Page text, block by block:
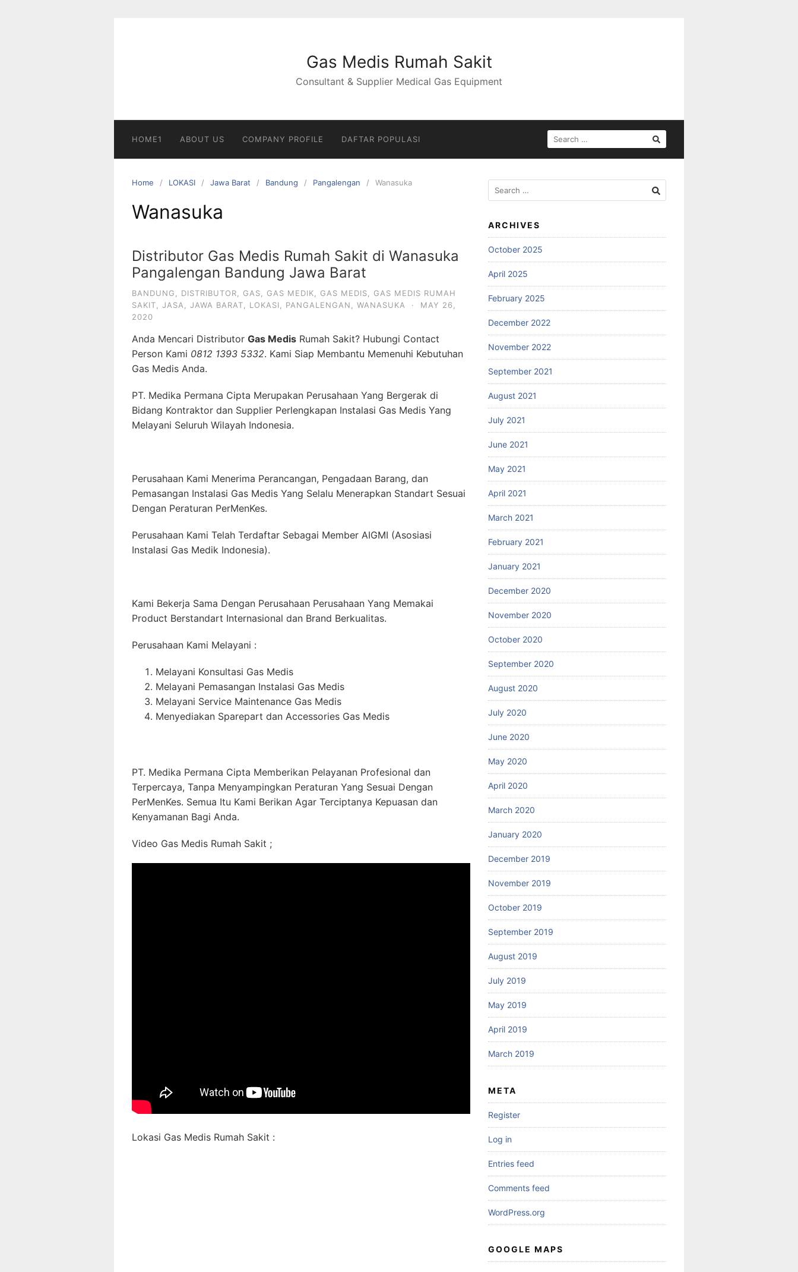
Gas Medis Rumah Sakit
Consultant & Supplier Medical Gas Equipment
HOME1 ABOUT US COMPANY PROFILE DAFTAR POPULASI
SEARCH
FOR:
Home LOKASI Jawa Barat Bandung Pangalengan Wanasuka
Wanasuka
Distributor Gas Medis Rumah Sakit di Wanasuka
Pangalengan Bandung Jawa Barat
BANDUNG DISTRIBUTOR GAS GAS MEDIK GAS MEDIS
GAS MEDIS RUMAH
SAKIT
JASA JAWA BARAT LOKASI PANGALENGAN WANASUKA ·
MAY 26,
2020
Anda Mencari Distributor Gas Medis Rumah Sakit? Hubungi Contact
Person Kami 0812 1393 5332. Kami Siap Membantu Memenuhi Kebutuhan
Gas Medis Anda.
PT. Medika Permana Cipta Merupakan Perusahaan Yang Bergerak di
Bidang Kontraktor dan Supplier Perlengkapan Instalasi Gas Medis Yang
Melayani Seluruh Wilayah Indonesia.
Perusahaan Kami Menerima Perancangan, Pengadaan Barang, dan
Pemasangan Instalasi Gas Medis Yang Selalu Menerapkan Standart Sesuai
Dengan Peraturan PerMenKes.
Perusahaan Kami Telah Terdaftar Sebagai Member AIGMI (Asosiasi
Instalasi Gas Medik Indonesia).
Kami Bekerja Sama Dengan Perusahaan Perusahaan Yang Memakai
Product Berstandart Internasional dan Brand Berkualitas.
Perusahaan Kami Melayani :
Melayani Konsultasi Gas Medis
Melayani Pemasangan Instalasi Gas Medis
Melayani Service Maintenance Gas Medis
Menyediakan Sparepart dan Accessories Gas Medis
PT. Medika Permana Cipta Memberikan Pelayanan Profesional dan
Terpercaya, Tanpa Menyampingkan Peraturan Yang Sesuai Dengan
PerMenKes. Semua Itu Kami Berikan Agar Terciptanya Kepuasan dan
Kenyamanan Bagi Anda.
Video Gas Medis Rumah Sakit ;
Lokasi Gas Medis Rumah Sakit :
Search
for:
ARCHIVES
October 2025
April 2025
February 2025
December 2022
November 2022
September 2021
August 2021
July 2021
June 2021
May 2021
April 2021
March 2021
February 2021
January 2021
December 2020
November 2020
October 2020
September 2020
August 2020
July 2020
June 2020
May 2020
April 2020
March 2020
January 2020
December 2019
November 2019
October 2019
September 2019
August 2019
July 2019
May 2019
April 2019
March 2019
META
Register
Log in
Entries feed
Comments feed
WordPress.org
GOOGLE MAPS